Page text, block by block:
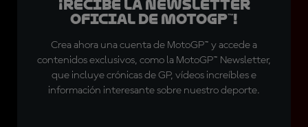
¡Recibe la Newsletter
oficial de MotoGP™!
Crea ahora una cuenta de MotoGP™ y accede a
contenidos exclusivos, como la MotoGP™ Newsletter,
que incluye crónicas de GP, vídeos increíbles e
información interesante sobre nuestro deporte.